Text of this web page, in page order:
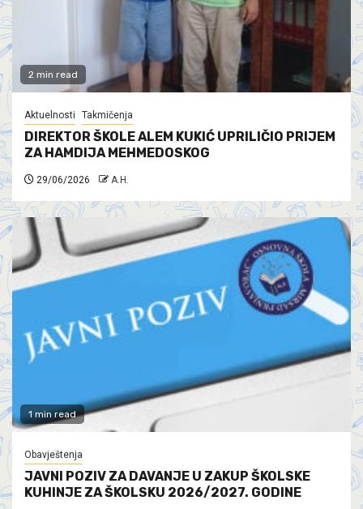
2 min read
Aktuelnosti Takmičenja
DIREKTOR ŠKOLE ALEM KUKIĆ UPRILIČIO PRIJEM
ZA HAMDIJA MEHMEDOSKOG
29/06/2026 A.H.
1 min read
Obavještenja
JAVNI POZIV ZA DAVANJE U ZAKUP ŠKOLSKE
KUHINJE ZA ŠKOLSKU 2026/2027. GODINE